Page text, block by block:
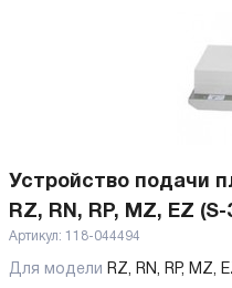
Устройство подачи
RZ, RN, RP, MZ, EZ (S-
Артикул: 118-044494
Для модели RZ, RN, RP, MZ,